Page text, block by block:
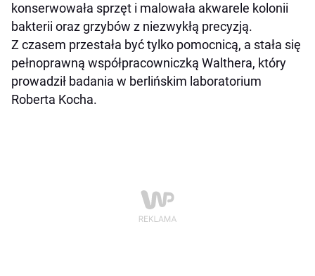
konserwowała sprzęt i malowała akwarele kolonii
bakterii oraz grzybów z niezwykłą precyzją.
Z czasem przestała być tylko pomocnicą, a stała się
pełnoprawną współpracowniczką Walthera, który
prowadził badania w berlińskim laboratorium
Roberta Kocha.